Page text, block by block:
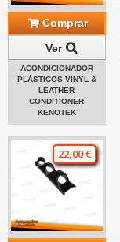
Comprar
Ver
ACONDICIONADOR
PLÁSTICOS VINYL &
LEATHER
CONDITIONER
KENOTEK
22,00 €